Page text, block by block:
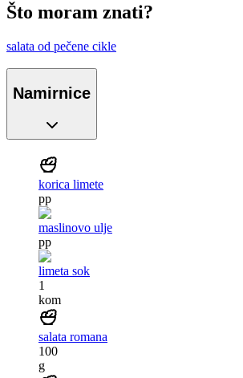
Što moram znati?
salata od pečene cikle
Namirnice
korica limete
pp
maslinovo ulje
pp
limeta sok
1
kom
salata romana
100
g